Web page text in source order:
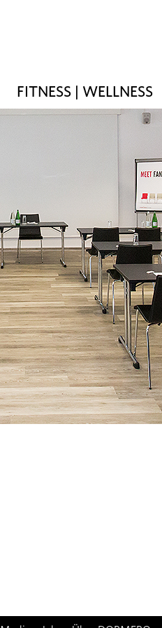
FITNESS | WELLNESS